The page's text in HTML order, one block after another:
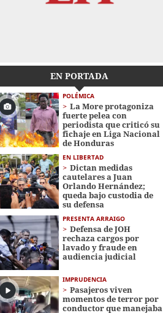
EN PORTADA
POLÉMICA
La More protagoniza
fuerte pelea con
periodista que criticó su
fichaje en Liga Nacional
de Honduras
EN LIBERTAD
Dictan medidas
cautelares a Juan
Orlando Hernández;
queda bajo custodia de
su defensa
PRESENTA ARRAIGO
Defensa de JOH
rechaza cargos por
lavado y fraude en
audiencia judicial
IMPRUDENCIA
Pasajeros viven
momentos de terror por
conductor que manejaba